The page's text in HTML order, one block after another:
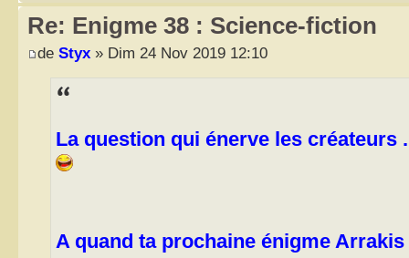
Re: Enigme 38 : Science-fiction
de Styx » Dim 24 Nov 2019 12:10
La question qui énerve les créateurs
A quand ta prochaine énigme Arrakis